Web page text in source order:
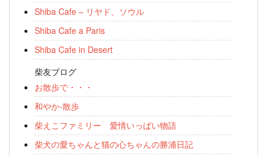
Shiba Cafe – リヤド、ソウル
Shiba Cafe a Paris
Shiba Cafe in Desert
柴友ブログ
お散歩で・・・
和やか-散歩
柴えこファミリー 愛情いっぱい物語
柴犬の愛ちゃんと猫の心ちゃんの勝浦日記